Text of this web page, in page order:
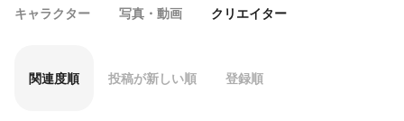
キャラクター 写真・動画 クリエイター
関連度順 投稿が新しい順 登録順